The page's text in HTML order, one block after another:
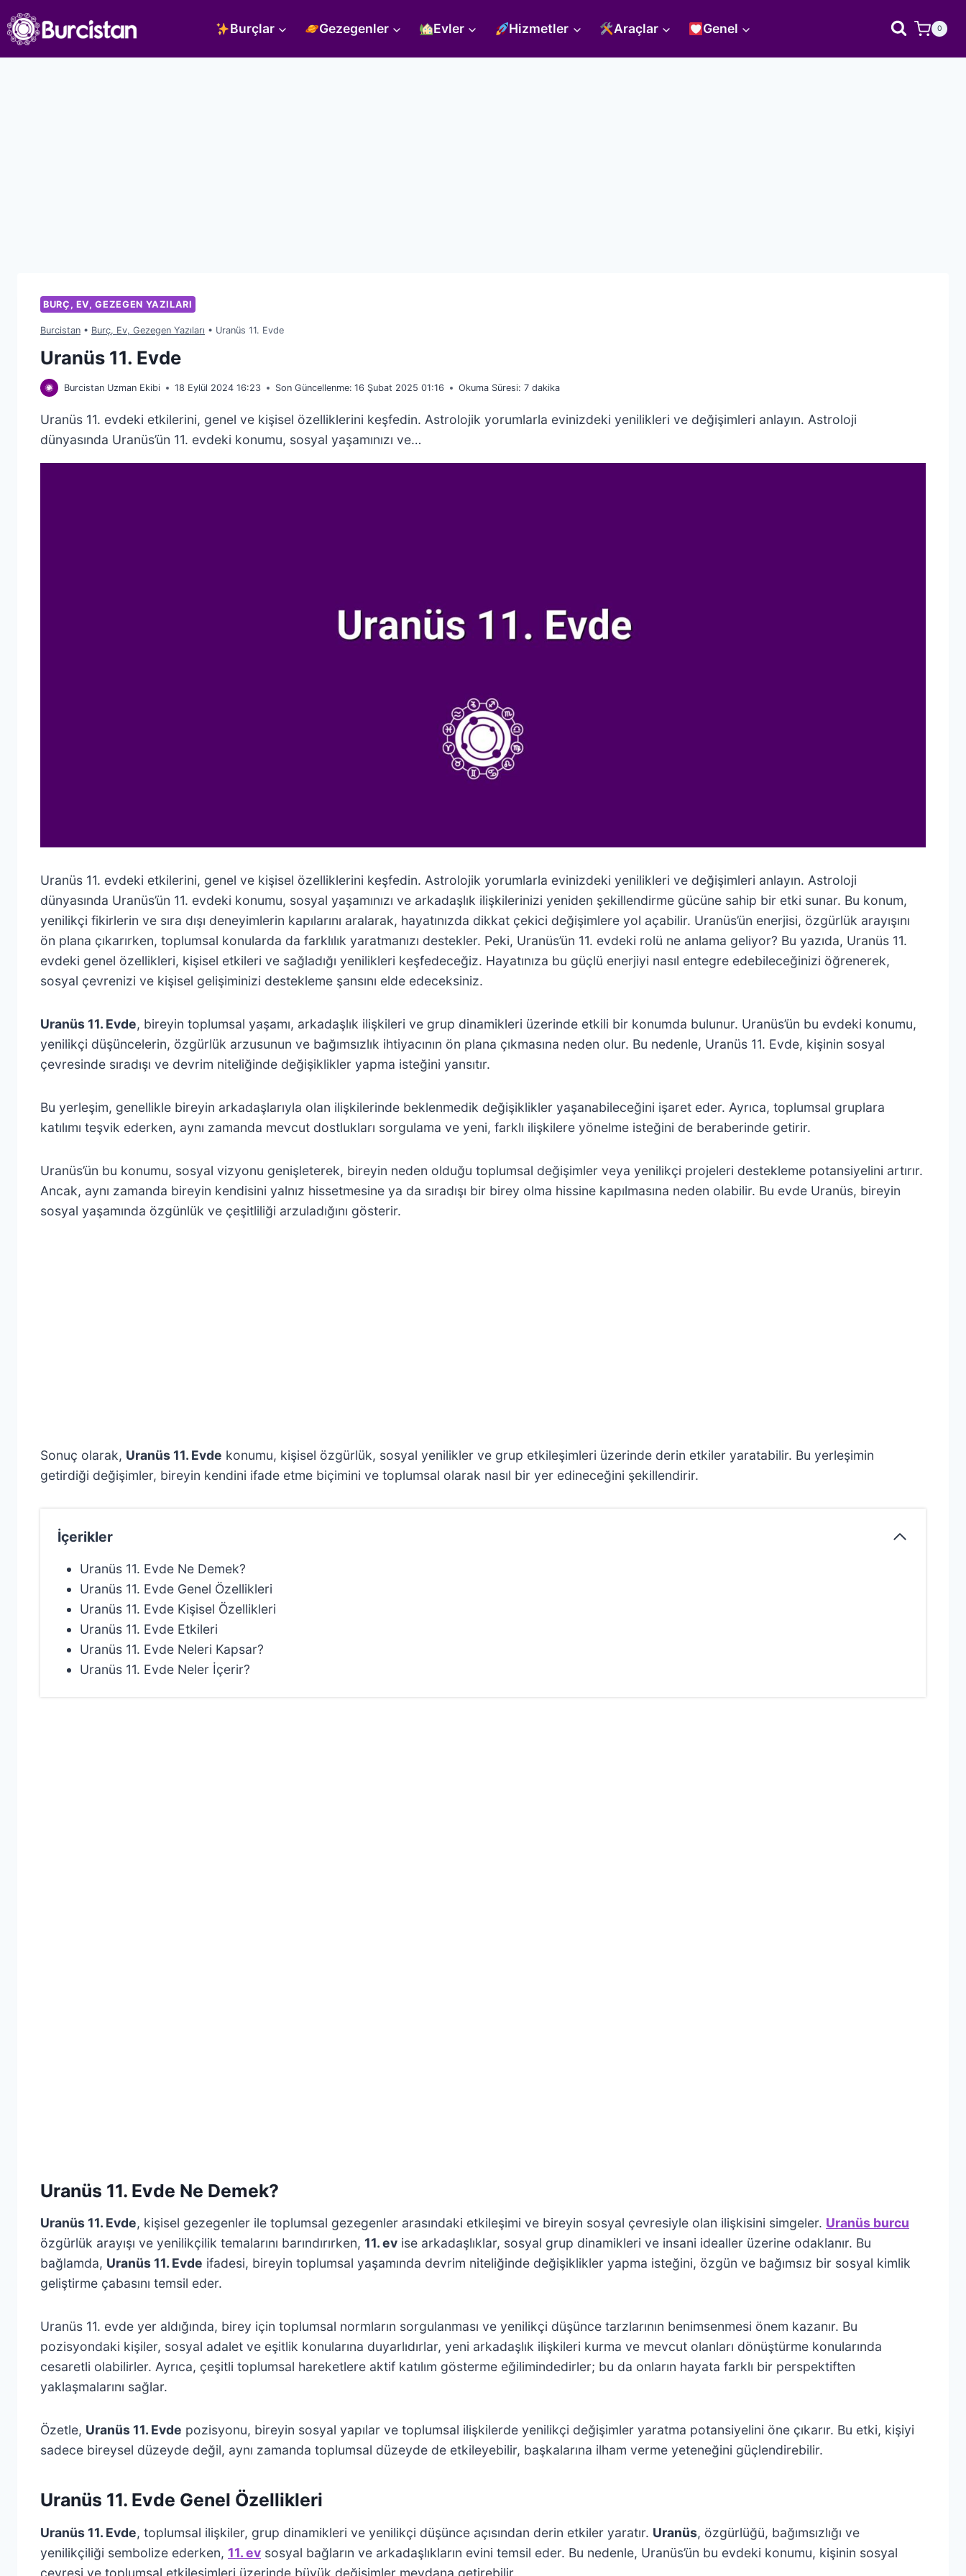
to
content
Burçlar Gezegenler Evler Hizmetler Araçlar Genel 0
BURÇ, EV, GEZEGEN YAZILARI
Burcistan • Burç, Ev, Gezegen Yazıları • Uranüs 11. Evde
Uranüs 11. Evde
Burcistan Uzman Ekibi 18 Eylül 2024 16:23 Son Güncellenme: 16 Şubat 2025 01:16 Okuma Süresi: 7dakika
Uranüs 11. evdeki etkilerini, genel ve kişisel özelliklerini keşfedin. Astrolojik yorumlarla evinizdeki yenilikleri ve değişimleri anlayın. Astroloji
dünyasında Uranüs’ün 11. evdeki konumu, sosyal yaşamınızı ve…
Uranüs 11. evdeki etkilerini, genel ve kişisel özelliklerini keşfedin. Astrolojik yorumlarla evinizdeki yenilikleri ve değişimleri anlayın. Astroloji
dünyasında Uranüs’ün 11. evdeki konumu, sosyal yaşamınızı ve arkadaşlık ilişkilerinizi yeniden şekillendirme gücüne sahip bir etki sunar. Bu konum,
yenilikçi fikirlerin ve sıra dışı deneyimlerin kapılarını aralarak, hayatınızda dikkat çekici değişimlere yol açabilir. Uranüs’ün enerjisi, özgürlük arayışını
ön plana çıkarırken, toplumsal konularda da farklılık yaratmanızı destekler. Peki, Uranüs’ün 11. evdeki rolü ne anlama geliyor? Bu yazıda, Uranüs 11.
evdeki genel özellikleri, kişisel etkileri ve sağladığı yenilikleri keşfedeceğiz. Hayatınıza bu güçlü enerjiyi nasıl entegre edebileceğinizi öğrenerek,
sosyal çevrenizi ve kişisel gelişiminizi destekleme şansını elde edeceksiniz.
Uranüs 11. Evde, bireyin toplumsal yaşamı, arkadaşlık ilişkileri ve grup dinamikleri üzerinde etkili bir konumda bulunur. Uranüs’ün bu evdeki konumu,
yenilikçi düşüncelerin, özgürlük arzusunun ve bağımsızlık ihtiyacının ön plana çıkmasına neden olur. Bu nedenle, Uranüs 11. Evde, kişinin sosyal
çevresinde sıradışı ve devrim niteliğinde değişiklikler yapma isteğini yansıtır.
Bu yerleşim, genellikle bireyin arkadaşlarıyla olan ilişkilerinde beklenmedik değişiklikler yaşanabileceğini işaret eder. Ayrıca, toplumsal gruplara
katılımı teşvik ederken, aynı zamanda mevcut dostlukları sorgulama ve yeni, farklı ilişkilere yönelme isteğini de beraberinde getirir.
Uranüs’ün bu konumu, sosyal vizyonu genişleterek, bireyin neden olduğu toplumsal değişimler veya yenilikçi projeleri destekleme potansiyelini artırır.
Ancak, aynı zamanda bireyin kendisini yalnız hissetmesine ya da sıradışı bir birey olma hissine kapılmasına neden olabilir. Bu evde Uranüs, bireyin
sosyal yaşamında özgünlük ve çeşitliliği arzuladığını gösterir.
Sonuç olarak, Uranüs 11. Evde konumu, kişisel özgürlük, sosyal yenilikler ve grup etkileşimleri üzerinde derin etkiler yaratabilir. Bu yerleşimin
getirdiği değişimler, bireyin kendini ifade etme biçimini ve toplumsal olarak nasıl bir yer edineceğini şekillendirir.
İçerikler
Uranüs 11. Evde Ne Demek?
Uranüs 11. Evde Genel Özellikleri
Uranüs 11. Evde Kişisel Özellikleri
Uranüs 11. Evde Etkileri
Uranüs 11. Evde Neleri Kapsar?
Uranüs 11. Evde Neler İçerir?
Uranüs 11. Evde Ne Demek?
Uranüs 11. Evde, kişisel gezegenler ile toplumsal gezegenler arasındaki etkileşimi ve bireyin sosyal çevresiyle olan ilişkisini simgeler. Uranüs burcu
özgürlük arayışı ve yenilikçilik temalarını barındırırken, 11. ev ise arkadaşlıklar, sosyal grup dinamikleri ve insani idealler üzerine odaklanır. Bu
bağlamda, Uranüs 11. Evde ifadesi, bireyin toplumsal yaşamında devrim niteliğinde değişiklikler yapma isteğini, özgün ve bağımsız bir sosyal kimlik
geliştirme çabasını temsil eder.
Uranüs 11. evde yer aldığında, birey için toplumsal normların sorgulanması ve yenilikçi düşünce tarzlarının benimsenmesi önem kazanır. Bu
pozisyondaki kişiler, sosyal adalet ve eşitlik konularına duyarlıdırlar, yeni arkadaşlık ilişkileri kurma ve mevcut olanları dönüştürme konularında
cesaretli olabilirler. Ayrıca, çeşitli toplumsal hareketlere aktif katılım gösterme eğilimindedirler; bu da onların hayata farklı bir perspektiften
yaklaşmalarını sağlar.
Özetle, Uranüs 11. Evde pozisyonu, bireyin sosyal yapılar ve toplumsal ilişkilerde yenilikçi değişimler yaratma potansiyelini öne çıkarır. Bu etki, kişiyi
sadece bireysel düzeyde değil, aynı zamanda toplumsal düzeyde de etkileyebilir, başkalarına ilham verme yeteneğini güçlendirebilir.
Uranüs 11. Evde Genel Özellikleri
Uranüs 11. Evde, toplumsal ilişkiler, grup dinamikleri ve yenilikçi düşünce açısından derin etkiler yaratır. Uranüs, özgürlüğü, bağımsızlığı ve
yenilikçiliği sembolize ederken, 11. ev sosyal bağların ve arkadaşlıkların evini temsil eder. Bu nedenle, Uranüs’ün bu evdeki konumu, kişinin sosyal
çevresi ve toplumsal etkileşimleri üzerinde büyük değişimler meydana getirebilir.